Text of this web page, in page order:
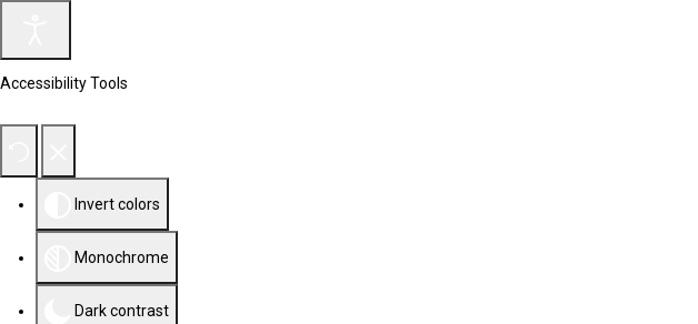
Accessibility Tools
Invert colors
Monochrome
Dark contrast